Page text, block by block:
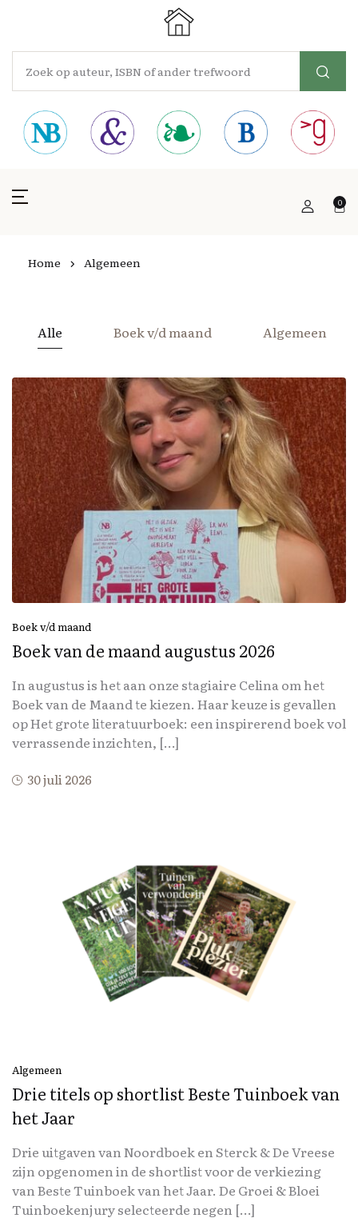
0
Home Algemeen
Alle Boek v/d maand Algemeen
Boek v/d maand
Boek van de maand augustus 2026
In augustus is het aan onze stagiaire Celina om het
Boek van de Maand te kiezen. Haar keuze is gevallen
op Het grote literatuurboek: een inspirerend boek vol
verrassende inzichten, […]
30 juli 2026
Algemeen
Drie titels op shortlist Beste Tuinboek van
het Jaar
Drie uitgaven van Noordboek en Sterck & De Vreese
zijn opgenomen in de shortlist voor de verkiezing
van Beste Tuinboek van het Jaar. De Groei & Bloei
Tuinboekenjury selecteerde negen […]